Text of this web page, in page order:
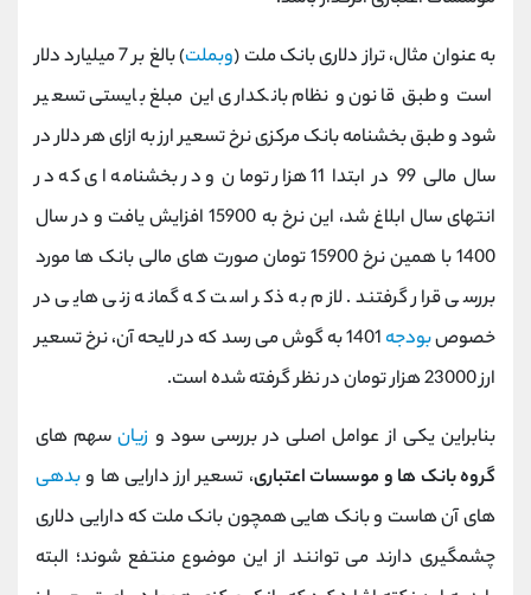
به عنوان مثال، تراز دلاری بانک ملت (وبملت
) بالغ بر 7 میلیارد دلار
است و طبق قانون و نظام بانکداری این مبلغ بایستی تسعیر
شود و طبق بخشنامه بانک مرکزی نرخ تسعیر ارز به ازای هر دلار در
سال مالی 99 در ابتدا 11 هزار تومان و در بخشنامه ای که در
انتهای سال ابلاغ شد، این نرخ به 15900 افزایش یافت و در سال
1400 با همین نرخ 15900 تومان صورت های مالی بانک ها مورد
بررسی قرار گرفتند. لازم به ذکر است که گمانه زنی هایی در
خصوصبودجه
1401 به گوش می رسد که در لایحه آن، نرخ تسعیر
ارز 23000 هزار تومان در نظر گرفته شده است.
بنابراین یکی از عوامل اصلی در بررسی سود و زیانسهم های
گروه بانک ها و موسسات اعتباری، تسعیر ارز دارایی ها وبدهی
های آن هاست و بانک هایی همچون بانک ملت که دارایی دلاری
چشمگیری دارند می توانند از این موضوع منتفع شوند؛ البته